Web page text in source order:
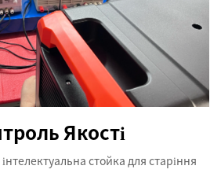
Якості
стойка для старіння